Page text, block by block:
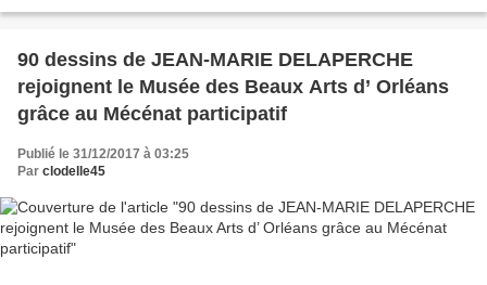
90 dessins de JEAN-MARIE DELAPERCHE
rejoignent le Musée des Beaux Arts d’ Orléans
grâce au Mécénat participatif
Publié le 31/12/2017 à 03:25
Par clodelle45